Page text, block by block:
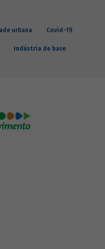
urbana Covid-19
Indústria de base